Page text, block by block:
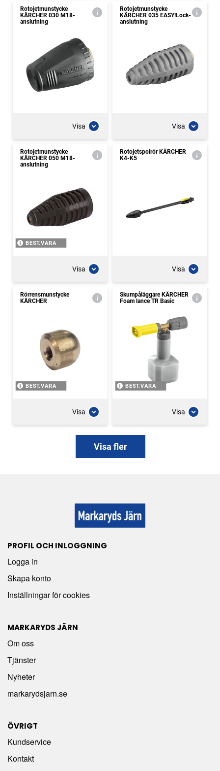
Rotojetmunstycke
KÄRCHER 030 M18-
anslutning
Visa
Rotojetmunstycke
KÄRCHER 035 EASY!Lock-
anslutning
Visa
Rotojetmunstycke
KÄRCHER 050 M18-
anslutning
BEST.VARA
Visa
Rotojetspolrör KÄRCHER
K4-K5
Visa
Rörrensmunstycke
KÄRCHER
BEST.VARA
Visa
Skumpåläggare KÄRCHER
Foam lance TR Basic
BEST.VARA
Visa
Visa fler
PROFIL OCH INLOGGNING
Logga in
Skapa konto
Inställningar för cookies
MARKARYDS JÄRN
Om oss
Tjänster
Nyheter
markarydsjarn.se
ÖVRIGT
Kundservice
Kontakt